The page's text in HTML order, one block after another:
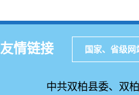
友情链接 国家、省级网
中共双柏县委、双